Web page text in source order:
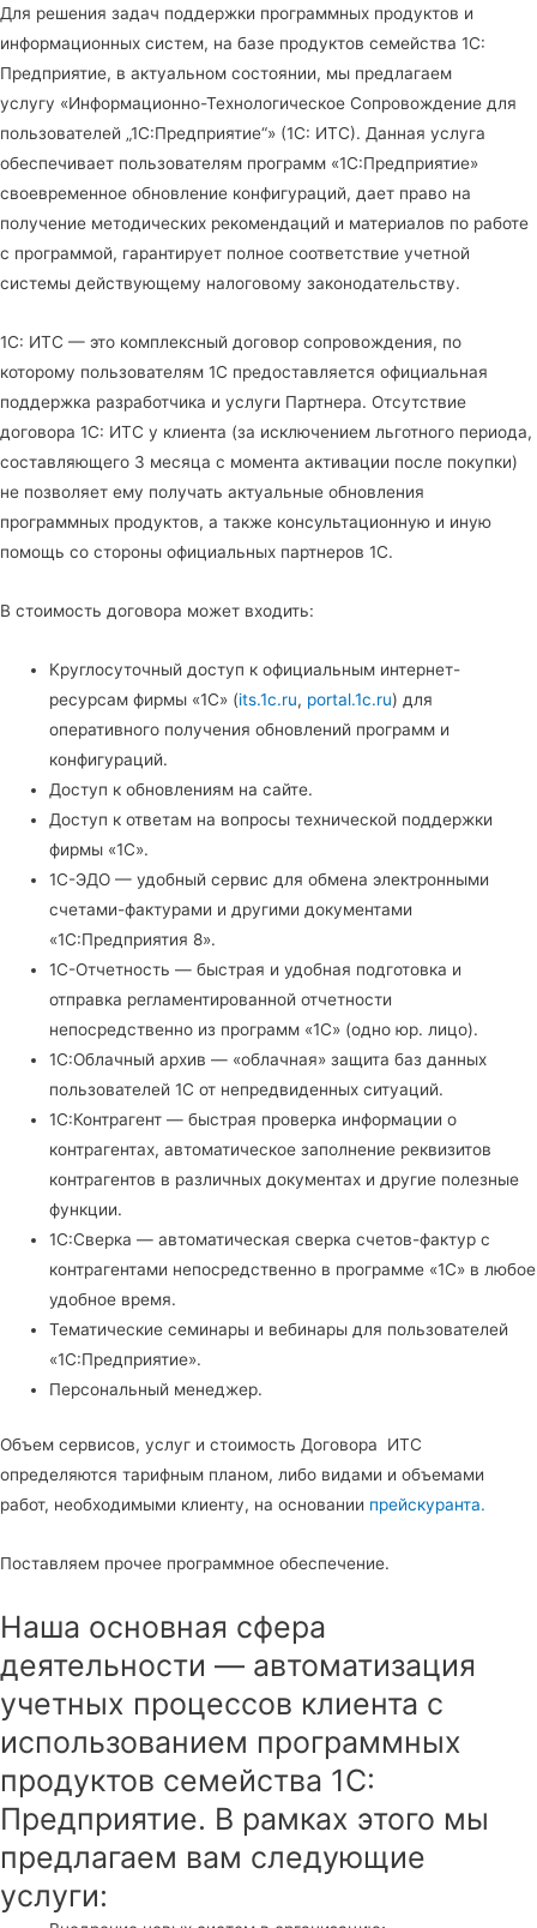
Для решения задач поддержки программных продуктов и
информационных систем, на базе продуктов семейства 1С:
Предприятие, в актуальном состоянии, мы предлагаем
услугу «Информационно-Технологическое Сопровождение для
пользователей „1С:Предприятие“» (1С: ИТС). Данная услуга
обеспечивает пользователям программ «1С:Предприятие»
своевременное обновление конфигураций, дает право на
получение методических рекомендаций и материалов по работе
с программой, гарантирует полное соответствие учетной
системы действующему налоговому законодательству.
1С: ИТС — это комплексный договор сопровождения, по
которому пользователям 1С предоставляется официальная
поддержка разработчика и услуги Партнера. Отсутствие
договора 1С: ИТС у клиента (за исключением льготного периода,
составляющего 3 месяца с момента активации после покупки)
не позволяет ему получать актуальные обновления
программных продуктов, а также консультационную и иную
помощь со стороны официальных партнеров 1С.
В стоимость договора может входить:
Круглосуточный доступ к официальным интернет-
ресурсам фирмы «1С» (its.1c.ru, portal.1c.ru) для
оперативного получения обновлений программ и
конфигураций.
Доступ к обновлениям на сайте.
Доступ к ответам на вопросы технической поддержки
фирмы «1С».
1С-ЭДО — удобный сервис для обмена электронными
счетами-фактурами и другими документами
«1С:Предприятия 8».
1С-Отчетность — быстрая и удобная подготовка и
отправка регламентированной отчетности
непосредственно из программ «1С» (одно юр. лицо).
1С:Облачный архив — «облачная» защита баз данных
пользователей 1С от непредвиденных ситуаций.
1С:Контрагент — быстрая проверка информации о
контрагентах, автоматическое заполнение реквизитов
контрагентов в различных документах и другие полезные
функции.
1С:Сверка — автоматическая сверка счетов-фактур с
контрагентами непосредственно в программе «1С» в любое
удобное время.
Тематические семинары и вебинары для пользователей
«1С:Предприятие».
Персональный менеджер.
Объем сервисов, услуг и стоимость Договора ИТС
определяются тарифным планом, либо видами и объемами
работ, необходимыми клиенту, на основании прейскуранта.
Поставляем прочее программное обеспечение.
Наша основная сфера
деятельности — автоматизация
учетных процессов клиента с
использованием программных
продуктов семейства 1С:
Предприятие. В рамках этого мы
предлагаем вам следующие
услуги: